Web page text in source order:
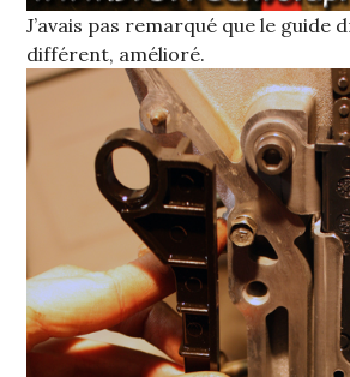
J’avais pas remarqué que le guide
différent, amélioré.